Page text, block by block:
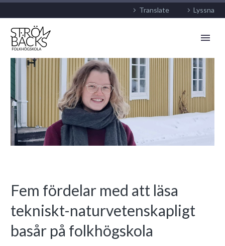
Translate Lyssna
Fem fördelar med att läsa
tekniskt-naturvetenskapligt
basår på folkhögskola